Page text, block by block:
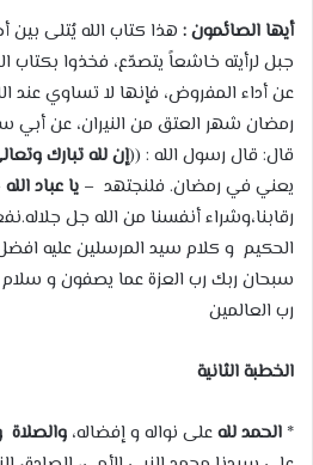
أيها الصائمون : هذا كتاب الله يُتلى
جبل لرأيته خاشعاً يتصدّع، فخذوا بكتاب
عن أداء المفروض، فإنها لا تساوي عند
رمضان شهر العتق من النيران، عن أبي
قال: قال رسول الله : ((إن لله تبارك
يعني في رمضان. فلنجتهد – يا عباد الله
رقابنا،وشراء أنفسنا من الله جل
الحكيم و كلام سيد المرسلين عليه
سبحان ربك رب العزة عما يصفون و سلام
رب العالمين
الخطبة الثانية
* الحمد للهعلى نواله و إفضاله، والصلاة